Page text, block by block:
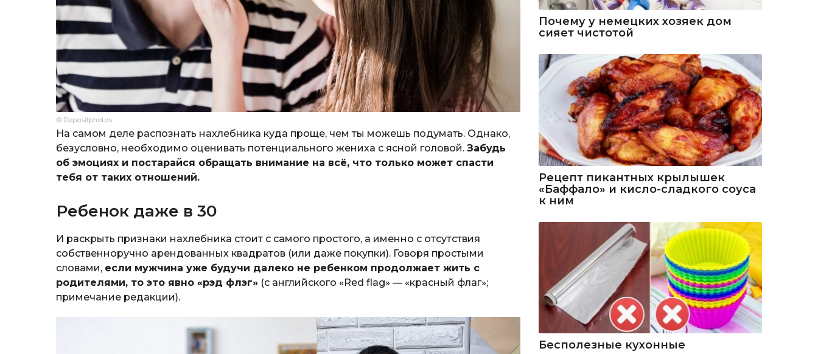
© Depositphotos
На самом деле распознать нахлебника куда проще, чем ты можешь подумать. Однако,
безусловно, необходимо оценивать потенциального жениха с ясной головой. Забудь
об эмоциях и постарайся обращать внимание на всё, что только может спасти
тебя от таких отношений.
Ребенок даже в 30
И раскрыть признаки нахлебника стоит с самого простого, а именно с отсутствия
собственноручно арендованных квадратов (или даже покупки). Говоря простыми
словами, если мужчина уже будучи далеко не ребенком продолжает жить с
родителями, то это явно «рэд флэг» (с английского «Red flag» — «красный флаг»;
примечание редакции).
Почему у немецких хозяек дом
сияет чистотой
Рецепт пикантных крылышек
«Баффало» и кисло-сладкого соуса
к ним
Бесполезные кухонные